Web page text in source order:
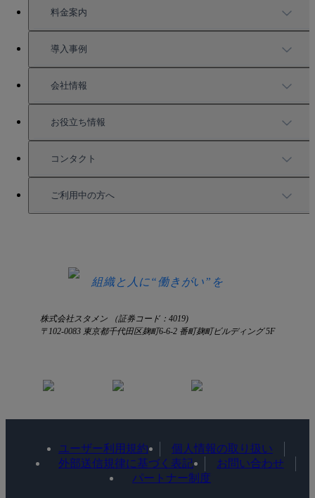
TUNAGの特徴
機能一覧
充実したサポート
料金案内
料金案内
導入事例
導入事例
活用方法
会社情報
会社情報
お役立ち情報
お役立ち資料一覧
セミナー情報
コンタクト
サービス資料請求
ご利用中の方へ
組織と人に“働きがい”を
株式会社スタメン （証券コード：4019)
〒102-0083 東京都千代田区麹町6-6-2 番町麹町ビルディング 5F
ユーザー利用規約
個人情報の取り扱い
外部送信規律に基づく表記
お問い合わせ
パートナー制度